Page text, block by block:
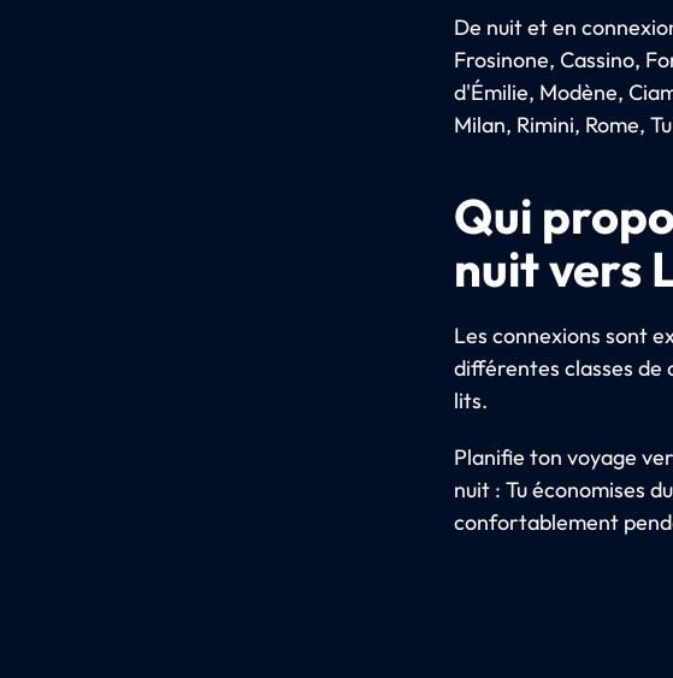
De nuit et en
Frosinone, Cassino,
d'Émilie, Modène,
Milan, Rimini, Rome,
Qui
nuit vers
Les connexions sont
différentes classes
lits.
Planifie ton voyage
nuit : Tu économises
confortablement